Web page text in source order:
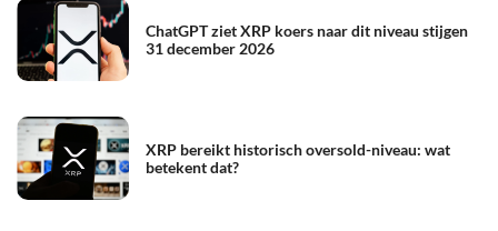
ChatGPT ziet XRP koers naar dit niveau stijgen
31 december 2026
XRP bereikt historisch oversold-niveau: wat
betekent dat?